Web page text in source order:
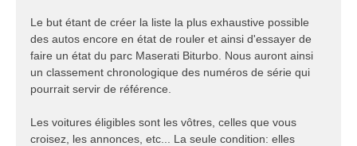
Le but étant de créer la liste la plus exhaustive possible
des autos encore en état de rouler et ainsi d'essayer de
faire un état du parc Maserati Biturbo. Nous auront ainsi
un classement chronologique des numéros de série qui
pourrait servir de référence.
Les voitures éligibles sont les vôtres, celles que vous
croisez, les annonces, etc... La seule condition: elles